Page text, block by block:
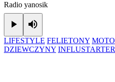
Radio yanosik
Play
LIFESTYLE FELIETONY MOTO
DZIEWCZYNY INFLUSTARTER